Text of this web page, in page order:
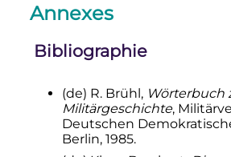
↑Dans les derniers
cours d’une attaque
qu'il tente de rejoindre
après avoir quitté
↑Le plus proche
français serait « adjoint
commandant en chef
Annexes
Bibliographie
(de) R. Brühl, Wörterbuch
Militärgeschichte,
Deutschen
Berlin, 1985.